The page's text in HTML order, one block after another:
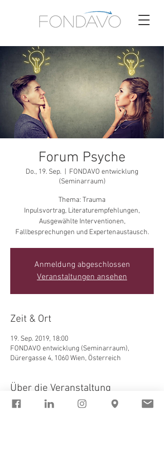
Forum Psyche
Do., 19. Sep.
FONDAVO entwicklung
(Seminarraum)
Thema: Trauma
Inpulsvortrag, Literaturempfehlungen,
Ausgewählte Interventionen,
Anmeldung abgeschlossen
Veranstaltungen ansehen
Zeit & Ort
19. Sep. 2019, 18:00
FONDAVO entwicklung (Seminarraum),
Dürergasse 4, 1060 Wien, Österreich
Über die Veranstaltung
Für FONDAVO Team-Mitglieder kostenfrei